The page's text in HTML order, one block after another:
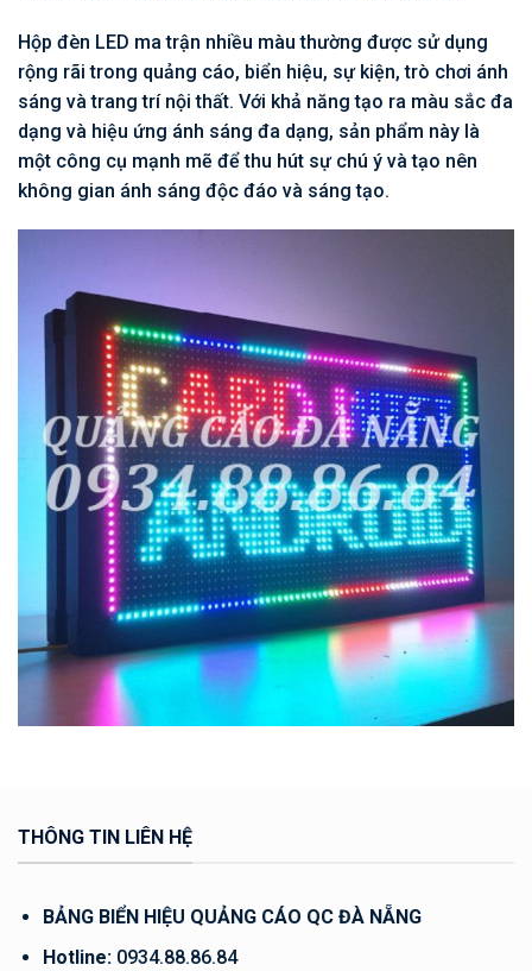
Hộp đèn LED ma trận nhiều màu thường được sử dụng
rộng rãi trong quảng cáo, biển hiệu, sự kiện, trò chơi ánh
sáng và trang trí nội thất. Với khả năng tạo ra màu sắc đa
dạng và hiệu ứng ánh sáng đa dạng, sản phẩm này là
một công cụ mạnh mẽ để thu hút sự chú ý và tạo nên
không gian ánh sáng độc đáo và sáng tạo.
THÔNG TIN LIÊN HỆ
BẢNG BIỂN HIỆU QUẢNG CÁO QC ĐÀ NẴNG
Hotline:0934.88.86.84